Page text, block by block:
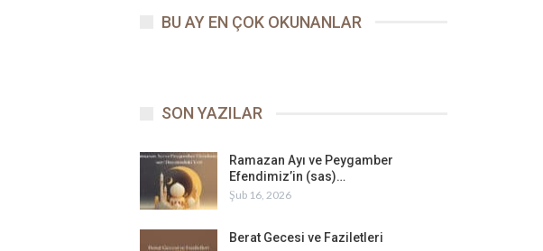
BU AY EN ÇOK OKUNANLAR
SON YAZILAR
Ramazan Ayı ve Peygamber
Efendimiz’in (sas)…
Şub 16, 2026
Berat Gecesi ve Faziletleri